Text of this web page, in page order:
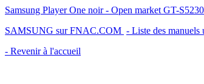
Samsung Player One noir - Open market GT-
SAMSUNG sur FNAC.COM - Liste des manuels
- Revenir à l'accueil